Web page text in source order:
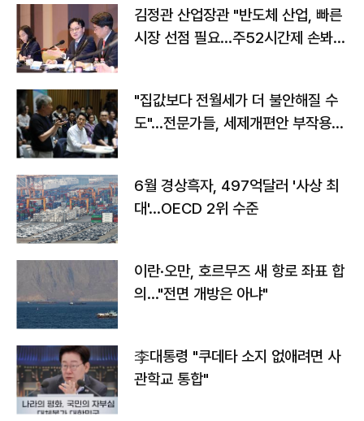
김정관 산업장관 "반도체 산업, 빠른
시장 선점 필요…주52시간제 손봐
"집값보다 전월세가 더 불안해질 수
도"…전문가들, 세제개편안 부작용
6월 경상흑자, 497억달러 '사상 최
대'…OECD 2위 수준
이란·오만, 호르무즈 새 항로 좌표 합
의…"전면 개방은 아냐"
李대통령 "쿠데타 소지 없애려면 사
관학교 통합"